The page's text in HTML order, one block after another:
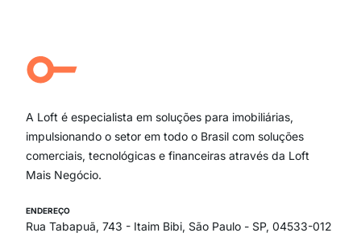
Campo Belo
Ipiranga
Paraíso
Itaim Bibi
A Loft é especialista em soluções para imobiliárias,
impulsionando o setor em todo o Brasil com soluções
comerciais, tecnológicas e financeiras através da Loft
Mais Negócio.
ENDEREÇO
Rua Tabapuã, 743 - Itaim Bibi, São Paulo - SP, 04533-012